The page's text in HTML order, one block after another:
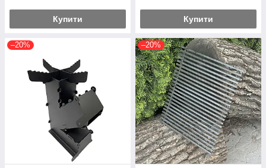
Купити Купити
–20% –20%